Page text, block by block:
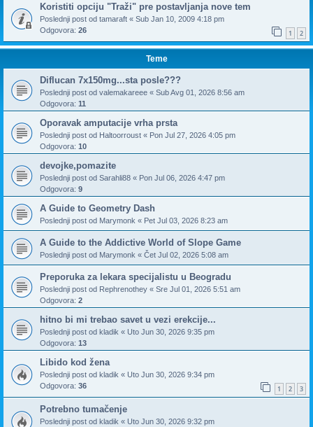
Koristiti opciju "Traži" pre postavljanja nove tem
Poslednji post od tamaraft « Sub Jan 10, 2009 4:18 pm
Odgovora: 26 1 2
Teme
Diflucan 7x150mg...sta posle???
Poslednji post od valemakareee « Sub Avg 01, 2026 8:56 am
Odgovora: 11
Oporavak amputacije vrha prsta
Poslednji post od Haltoorroust « Pon Jul 27, 2026 4:05 pm
Odgovora: 10
devojke,pomazite
Poslednji post od Sarahli88 « Pon Jul 06, 2026 4:47 pm
Odgovora: 9
A Guide to Geometry Dash
Poslednji post od Marymonk « Pet Jul 03, 2026 8:23 am
A Guide to the Addictive World of Slope Game
Poslednji post od Marymonk « Čet Jul 02, 2026 5:08 am
Preporuka za lekara specijalistu u Beogradu
Poslednji post od Rephrenothey « Sre Jul 01, 2026 5:51 am
Odgovora: 2
hitno bi mi trebao savet u vezi erekcije...
Poslednji post od kladik « Uto Jun 30, 2026 9:35 pm
Odgovora: 13
Libido kod žena
Poslednji post od kladik « Uto Jun 30, 2026 9:34 pm
Odgovora: 36 1 2 3
Potrebno tumačenje
Poslednji post od kladik « Uto Jun 30, 2026 9:32 pm